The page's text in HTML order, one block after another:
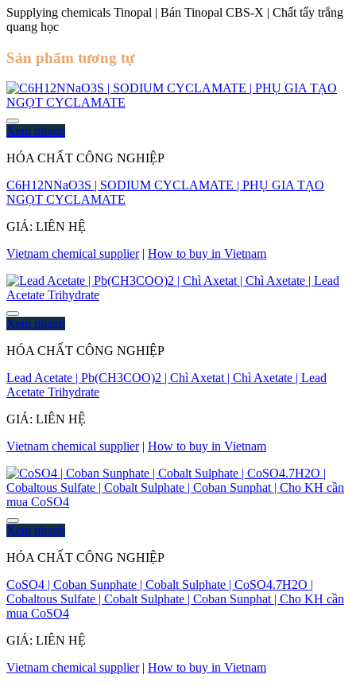
Supplying chemicals Tinopal | Bán Tinopal CBS-X | Chất tẩy trắng
quang học
Sản phẩm tương tự
Xem nhanh
HÓA CHẤT CÔNG NGHIỆP
C6H12NNaO3S | SODIUM CYCLAMATE | PHỤ GIA TẠO
NGỌT CYCLAMATE
GIÁ: LIÊN HỆ
Vietnam chemical supplier| How to buy in Vietnam
Xem nhanh
HÓA CHẤT CÔNG NGHIỆP
Lead Acetate | Pb(CH3COO)2 | Chì Axetat | Chì Axetate | Lead
Acetate Trihydrate
GIÁ: LIÊN HỆ
Vietnam chemical supplier| How to buy in Vietnam
Xem nhanh
HÓA CHẤT CÔNG NGHIỆP
CoSO4 | Coban Sunphate | Cobalt Sulphate | CoSO4.7H2O |
Cobaltous Sulfate | Cobalt Sulphate | Coban Sunphat | Cho KH cần
mua CoSO4
GIÁ: LIÊN HỆ
Vietnam chemical supplier| How to buy in Vietnam